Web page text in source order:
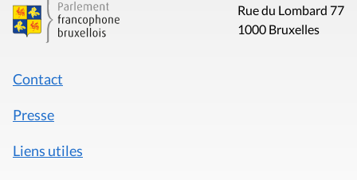
Rue du Lombard 77
1000 Bruxelles
Contact
Presse
Liens utiles